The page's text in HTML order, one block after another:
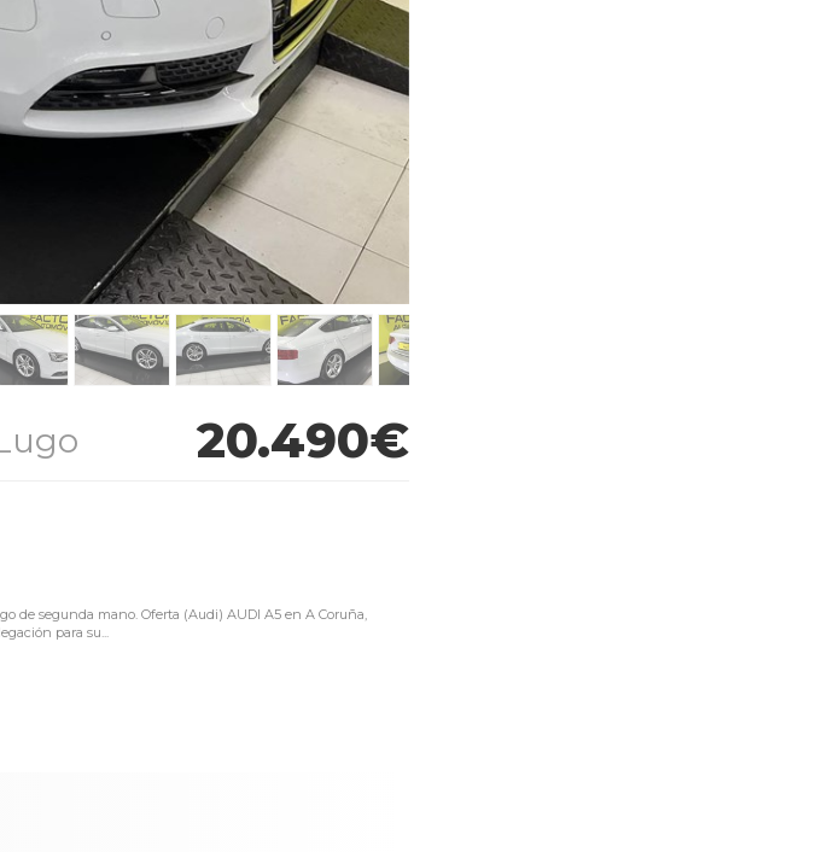
20.490€
de segunda mano. Oferta (Audi) AUDI A5 en A Coruña,
para su...